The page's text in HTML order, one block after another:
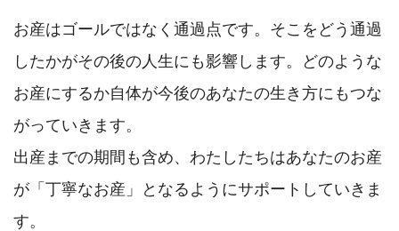
お産はゴールではなく通過点です。そこをどう通過
したかがその後の人生にも影響します。どのような
お産にするか自体が今後のあなたの生き方にもつな
がっていきます。
出産までの期間も含め、わたしたちはあなたのお産
が「丁寧なお産」となるようにサポートしていきま
す。